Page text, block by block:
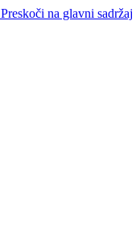
Preskoči na glavni sadržaj